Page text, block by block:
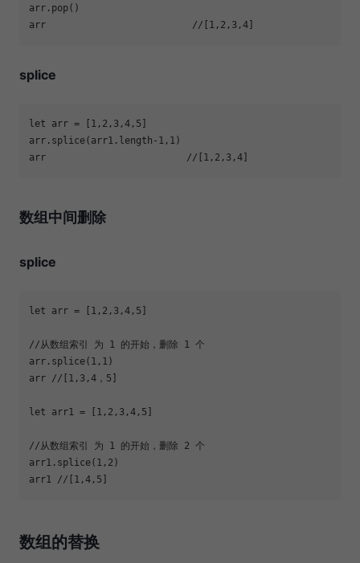
arr //[1,2,3,4]
splice
let arr = [ 1 , 2 , 3 ,4 , 5
arr.splice(arr1.length -1 , 1
arr //[1,2,3,4]
数组中间删除
splice
let arr = [ 1 , 2 , 3 ,4 , 5
//从数组索引 为 1 的开始，删除 1 个
arr.splice( 1 , 1
arr //[1,3,4，5]
let arr1 = [ 1 , 2 , 3 ,4 , 5
//从数组索引 为 1 的开始，删除 2 个
arr1.splice( 1 , 2
arr1 //[1,4,5]
数组的替换